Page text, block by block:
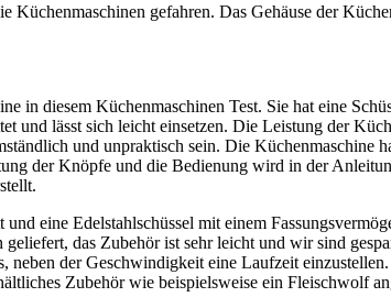
gefahren. Das Gehäuse der
in diesem Küchenmaschinen Test. Sie hat eine
und lässt sich leicht einsetzen. Die Leistung der
und unpraktisch sein. Die Küchenmaschine
der Knöpfe und die Bedienung wird in der
eine Edelstahlschüssel mit einem
das Zubehör ist sehr leicht und wir sind
neben der Geschwindigkeit eine Laufzeit
Zubehör wie beispielsweise ein Fleischwolf